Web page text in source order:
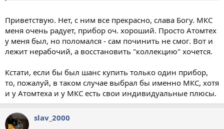
Приветствую. Нет, с ним все прекрасно, слава Богу. МКС
меня очень радует, прибор оч. хороший. Просто Атомтех
у меня был, но поломался - сам починить не смог. Вот и
лежит нерабочий, а восстановить "коллекцию" хочется.
Кстати, если бы был шанс купить только один прибор,
то, пожалуй, в таком случае выбрал бы именно МКС, хотя
и у Атомтеха и у МКС есть свои индивидуальные плюсы.
slav_2000